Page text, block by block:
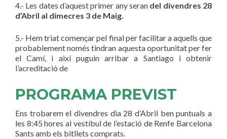
4.- Les dates d’aquest primer any seran del divendres 28
d’Abril al dimecres 3 de Maig.
5.- Hem triat començar pel final per facilitar a aquells que
probablement només tindran aquesta oportunitat per fer
el Camí, i així puguin arribar a Santiago i obtenir
l’acreditació de
PROGRAMA PREVIST
Ens trobarem el divendres dia 28 d’Abril ben puntuals a
les 8:45 hores al vestíbul de l’estació de Renfe Barcelona
Sants amb els bitllets comprats.